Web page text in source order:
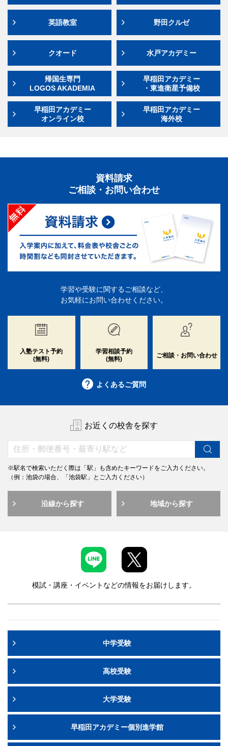
英語教室 野田クルゼ
クオード 水戸アカデミー
帰国生専門
LOGOS AKADEMIA
早稲田アカデミー
・東進衛星予備校
早稲田アカデミー
オンライン校
早稲田アカデミー
海外校
資料請求
ご相談・お問い合わせ
学習や受験に関するご相談など、
お気軽にお問い合わせください。
入塾テスト予約
(無料)
学習相談予約
(無料)
ご相談・お問い合わせ
よくあるご質問
お近くの校舎を探す
※駅名で検索いただく際は「駅」も含めたキーワードをご入力ください。
（例：池袋の場合、「池袋駅」とご入力ください）
沿線から探す 地域から探す
模試・講座・イベントなどの情報をお届けします。
中学受験
高校受験
大学受験
早稲田アカデミー個別進学館